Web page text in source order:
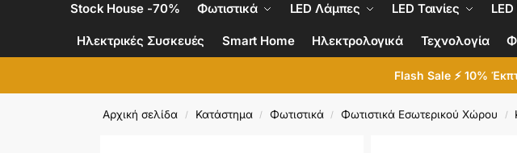
Stock House -70% Φωτιστικά LED Λάμπες LED Ταινίες
Ηλεκτρικές Συσκευές Smart Home Ηλεκτρολογικά Τεχνολογία
Flash Sale ⚡ 10%
Αρχική σελίδα / Κατάστημα / Φωτιστικά / Φωτιστικά Εσωτερικού Χώρου /